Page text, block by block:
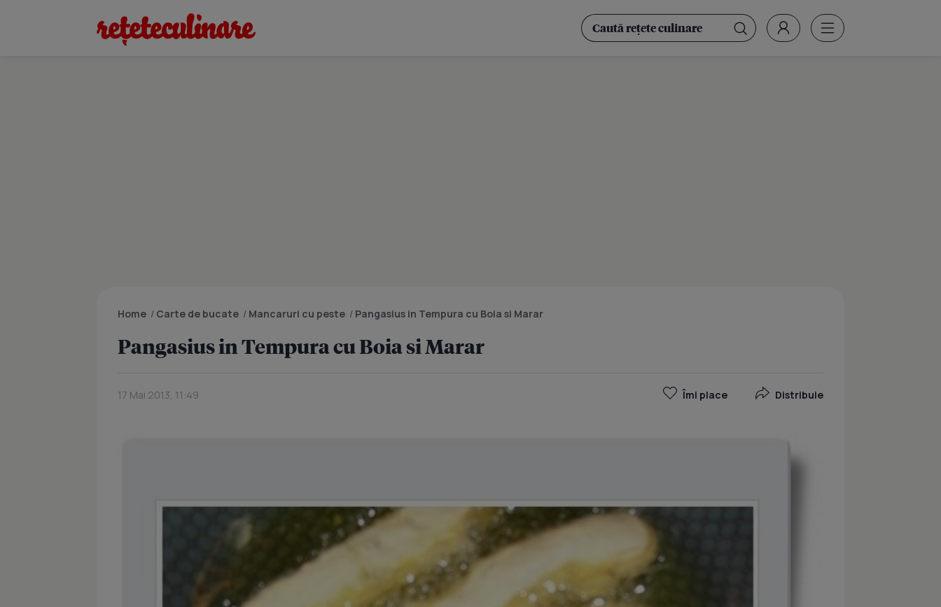
Home / Carte de bucate / Mancaruri cu peste / Pangasius in Tempura cu Boia si Marar
Pangasius in Tempura cu Boia si Marar
17 Mai 2013, 11:49 Îmi place Distribuie